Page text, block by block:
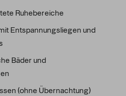
Ruhebereiche
Entspannungsliegen und
Bäder und
(ohne Übernachtung)